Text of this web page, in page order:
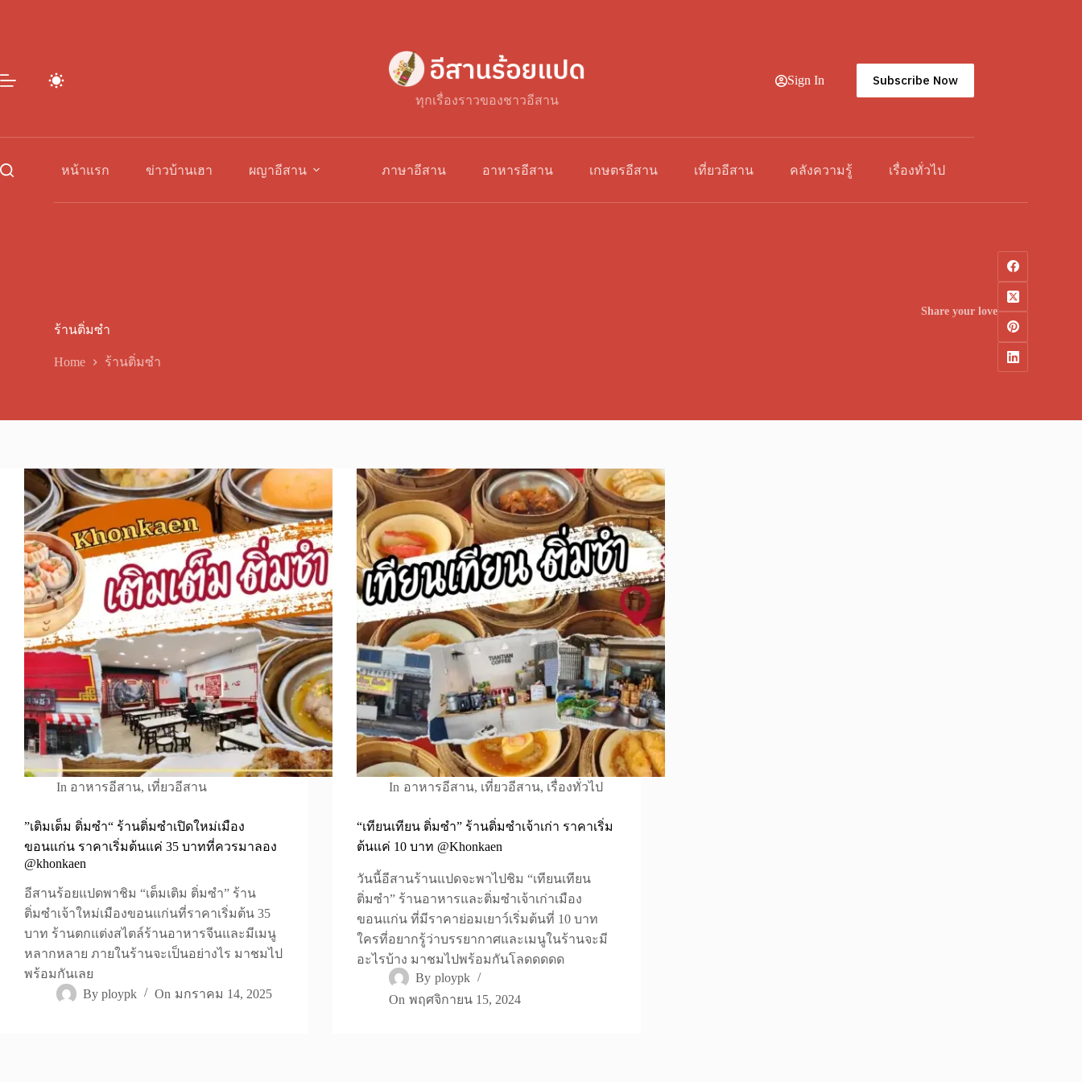
ทุกเรื่องราวของชาวอีสาน
Sign In Subscribe Now
หน้าแรก ข่าวบ้านเฮา ผญาอีสาน ภาษาอีสาน อาหารอีสาน เกษตรอีสาน เที่ยวอีสาน คลังความรู้ เรื่องทั่วไป
ร้านติ่มซำ
Home ร้านติ่มซำ
Share your love
In อาหารอีสาน, เที่ยวอีสาน
”เติมเต็ม ติ่มซำ“ ร้านติ่มซำเปิดใหม่เมือง
ขอนแก่น ราคาเริ่มต้นแค่ 35 บาทที่ควรมาลอง
@khonkaen
อีสานร้อยแปดพาชิม “เต็มเติม ติ่มซำ” ร้าน
ติ่มซำเจ้าใหม่เมืองขอนแก่นที่ราคาเริ่มต้น 35
บาท ร้านตกแต่งสไตล์ร้านอาหารจีนและมีเมนู
หลากหลาย ภายในร้านจะเป็นอย่างไร มาชมไป
พร้อมกันเลย
By ploypk On มกราคม 14, 2025
In อาหารอีสาน, เที่ยวอีสาน, เรื่องทั่วไป
“เทียนเทียน ติ่มซำ” ร้านติ่มซำเจ้าเก่า ราคาเริ่ม
ต้นแค่ 10 บาท @Khonkaen
วันนี้อีสานร้านแปดจะพาไปชิม “เทียนเทียน
ติ่มซำ” ร้านอาหารและติ่มซำเจ้าเก่าเมือง
ขอนแก่น ที่มีราคาย่อมเยาว์เริ่มต้นที่ 10 บาท
ใครที่อยากรู้ว่าบรรยากาศและเมนูในร้านจะมี
อะไรบ้าง มาชมไปพร้อมกันโลดดดดด
By ploypk
On พฤศจิกายน 15, 2024